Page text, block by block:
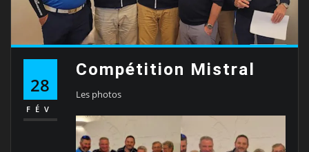
28
FÉV
Compétition Mistral
Les photos